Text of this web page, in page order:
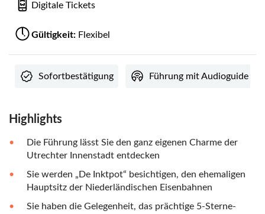
Digitale Tickets
Gültigkeit: Flexibel
Sofortbestätigung Führung mit Audioguide
Highlights
Die Führung lässt Sie den ganz eigenen Charme der
Utrechter Innenstadt entdecken
Sie werden „De Inktpot“ besichtigen, den ehemaligen
Hauptsitz der Niederländischen Eisenbahnen
Sie haben die Gelegenheit, das prächtige 5-Sterne-